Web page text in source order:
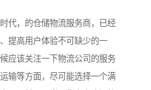
代，的仓储物流服务商，已经
提高用户体验不可缺少的一
应该关注一下物流公司的服务
输等方面，尽可能选择一个满